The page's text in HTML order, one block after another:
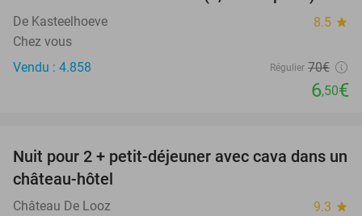
De Kasteelhoeve 8.5 star
Chez vous
Vendu : 4.858
Régulier 70€
6,50€
48%
Nuit pour 2 + petit-déjeuner avec cava dans un
château-hôtel
Château De Looz 9.3 star